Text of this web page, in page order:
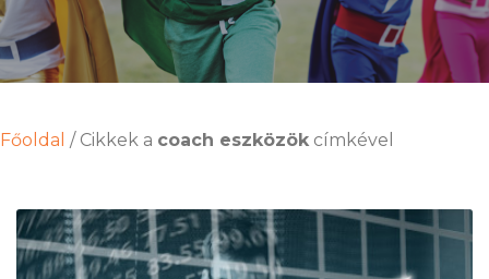
Főoldal / Cikkek a coach eszközök címkével